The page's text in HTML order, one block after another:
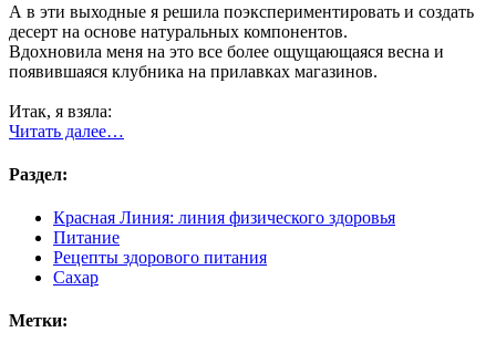
А в эти выходные я решила поэкспериментировать и создать
десерт на основе натуральных компонентов.
Вдохновила меня на это все более ощущающаяся весна и
появившаяся клубника на прилавках магазинов.
Итак, я взяла:
Читать далее…
Раздел:
Красная Линия: линия физического здоровья
Питание
Рецепты здорового питания
Сахар
Метки: